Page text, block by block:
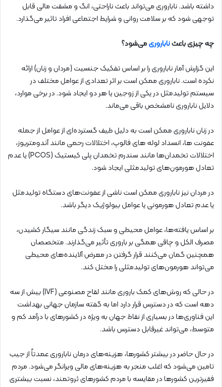
داشته باشد. ناباروری می‌تواند باعث ناراحتی، انگ و مشقت مالی قابل
توجهی شود که بر سلامت روانی و شرایط اجتماعی افراد تاثیر می‌گذارد.
چه چیزی باعثناباروریمی‌شود؟
این گزارش آمار ناباروری را بر اساس تفکیک جنسیت (مردان و زنان) ارائه
نکرده است. ناباروری ممکن است بر اثر تعدادی از عوامل مختلف در
سیستم تولیدمثل در یکی از زوجین یا هر دو ایجاد شود. در برخی موارد،
دلایل ناباروری نامشخص باقی می‌ماند.
در زنان ناباروری ممکن است به دلیل طیف گسترده‌ای از عوامل از جمله
عفونت ها، انسداد لوله های فالوپ، اختلالات رحمی مانند آندومتریوز،
اختلالات تخمدان‌ها مانند سندرم تخمدان پلی کیستیک (PCOS) یا عدم
تعادل هورمون‌های تولیدمثلی ایجاد شود.
در مردان نیز ناباروری ممکن است ناشی از عفونت‌های دستگاه تولیدمثل
یا عدم تعادل هورمونی یا عوامل بیولوژیک دیگر باشد.
بر اساس یافته‌ها، عوامل محیطی و سبک زندگی مانند سیگار کشیدن،
مصرف الکل و چاقی همگی بر باروری تأثیر می‌گذارند. متخصصان
همچنین گمان می‌کنند قرار گرفتن در معرض آلاینده‌های محیطی
می‌تواند هورمون‌های تولیدمثلی را مختل کند.
در حالی که روش‌های کمک باروری مانند لقاح مصنوعی (IVF) بیش از سه
دهه است که در دسترس قرار دارد اما به گفته سازمان جهانی بهداشت
این فناوری‌ها در بسیاری از نقاط جهان به ویژه در کشورهای با درآمد کم و
متوسط، می‌تواند غیرقابل دسترس باشد.
در حال حاضر در بیشتر کشورها، هزینه‌های درمان ناباروری عمدتاً از جیب
تامین می‌شود که اغلب منجر به هزینه‌های مالی ویرانگر می‌شود. مردم
فقیرترین کشورها در مقایسه با مردم کشورهای ثروتمند، نسبت بیشتری